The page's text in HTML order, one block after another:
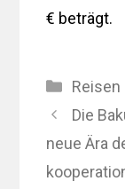
€ beträgt.
Reisen
Die
neue Ära